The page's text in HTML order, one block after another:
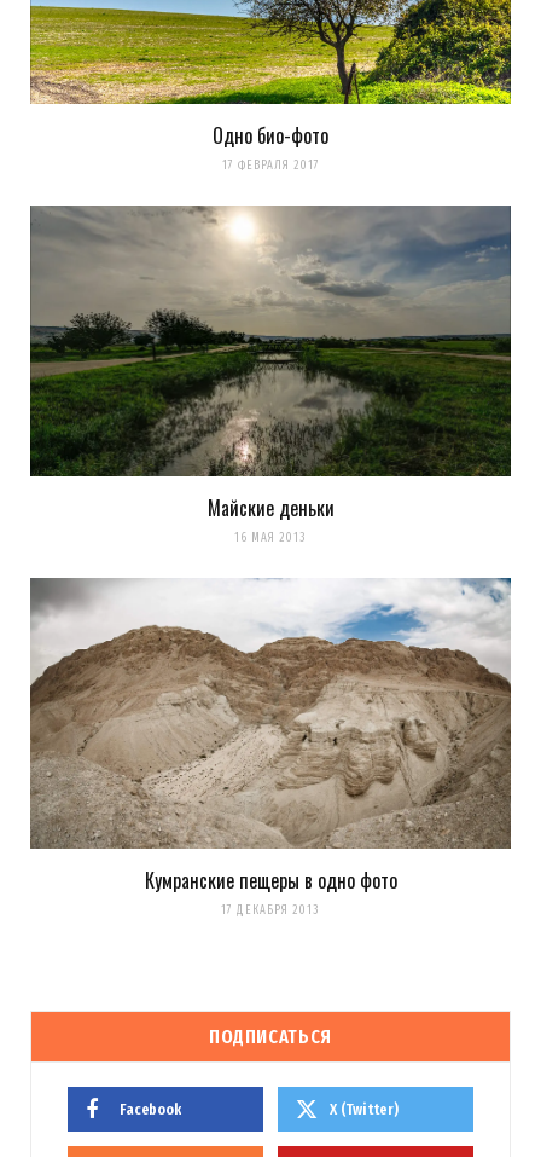
Одно био-фото
17 ФЕВРАЛЯ 2017
Майские деньки
16 МАЯ 2013
Кумранские пещеры в одно фото
17 ДЕКАБРЯ 2013
ПОДПИСАТЬСЯ
Facebook X (Twitter)